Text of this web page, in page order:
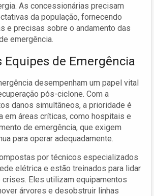
As concessionárias precisam
da população, fornecendo
e precisas sobre o andamento das
emergência.
Equipes de Emergência
desempenham um papel vital
pós-ciclone. Com a
danos simultâneos, a prioridade é
em áreas críticas, como hospitais e
de emergência, que exigem
para operar adequadamente.
por técnicos especializados
elétrica e estão treinados para lidar
Eles utilizam equipamentos
árvores e desobstruir linhas